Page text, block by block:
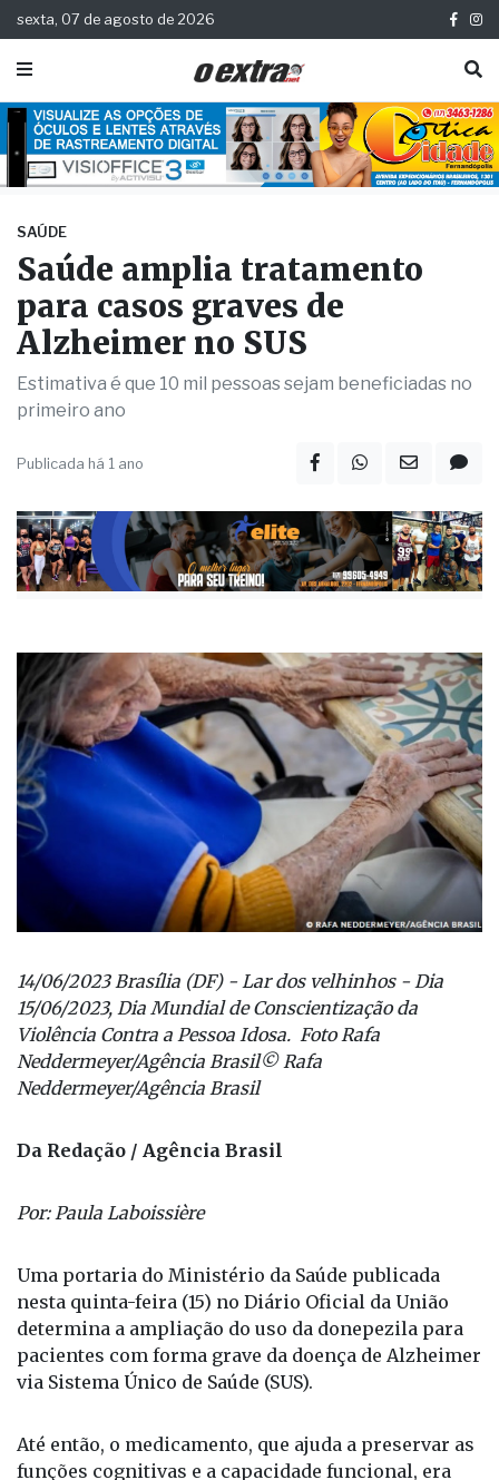
sexta, 07 de agosto de 2026
SAÚDE
Saúde amplia tratamento
para casos graves de
Alzheimer no SUS
Estimativa é que 10 mil pessoas sejam beneficiadas no
14/06/2023 Brasília (DF) - Lar dos velhinhos - Dia
15/06/2023, Dia Mundial de Conscientização da
Violência Contra a Pessoa Idosa. Foto Rafa
Neddermeyer/Agência Brasil© Rafa
Uma portaria do Ministério da Saúde publicada
nesta quinta-feira (15) no Diário Oficial da União
determina a ampliação do uso da donepezila para
pacientes com forma grave da doença de Alzheimer
Até então, o medicamento, que ajuda a preservar as